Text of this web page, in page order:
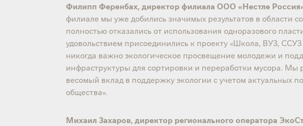
Филипп Ференбах, директор филиала ООО «Нестле
филиале мы уже добились значимых результатов в области
полностью отказались от использования одноразового
удовольствием присоединились к проекту «Школа, ВУЗ,
никогда важно экологическое просвещение молодежи и
инфраструктуры для сортировки и переработки мусора. Мы
весомый вклад в поддержку экологии с учетом актуальных
общества».
Михаил Захаров, директор регионального оператора